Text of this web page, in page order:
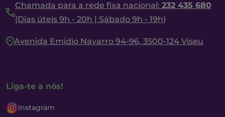
Chamada para a rede fixa nacional: 232 435 680
(Dias úteis 9h - 20h | Sábado 9h - 19h)
Avenida Emidio Navarro 94-96, 3500-124 Viseu
Liga-te a nós!
Instagram